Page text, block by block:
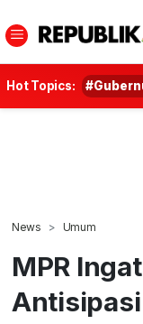
Hot Topics:
News Umum
MPR